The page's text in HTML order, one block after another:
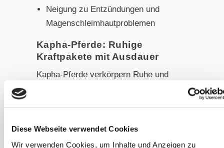
Diese Webseite verwendet Cookies
Wir verwenden Cookies, um Inhalte und Anzeigen zu
Neigung zu Entzündungen und
Magenschleimhautproblemen
Kapha-Pferde: Ruhige
Kraftpakete mit Ausdauer
Kapha-Pferde verkörpern Ruhe und
beeindruckender Ausdauer. Ihr Wesen
ist meist ausgeglichen und freundlich.